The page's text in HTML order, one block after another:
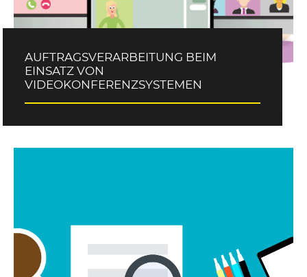
AUFTRAGSVERARBEITUNG BEIM
EINSATZ VON
VIDEOKONFERENZSYSTEMEN